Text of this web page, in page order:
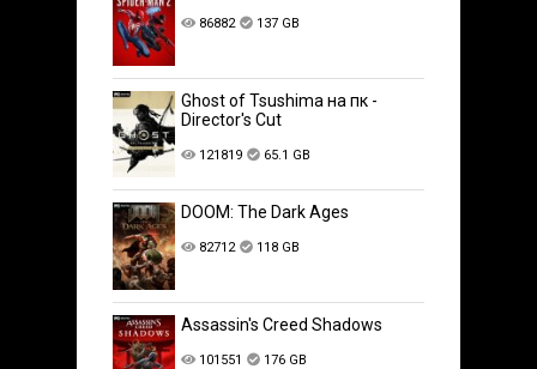
86882 137 GB
Ghost of Tsushima на пк -
Director's Cut
121819 65.1 GB
DOOM: The Dark Ages
82712 118 GB
Assassin's Creed Shadows
101551 176 GB